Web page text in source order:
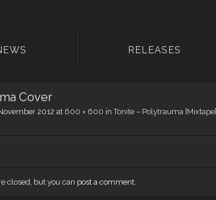
RELEASES
Cover
2012 at 600 × 600 inTonite – Polytrauma [Mixtape]
closed, but you can post a comment.